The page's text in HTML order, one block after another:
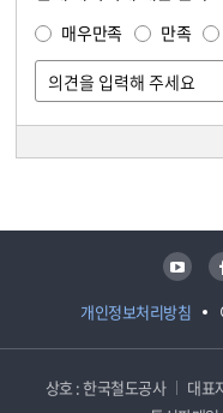
매우만족 만족
개인정보처리방침
유튜브
상호 : 한국철도공사 대표